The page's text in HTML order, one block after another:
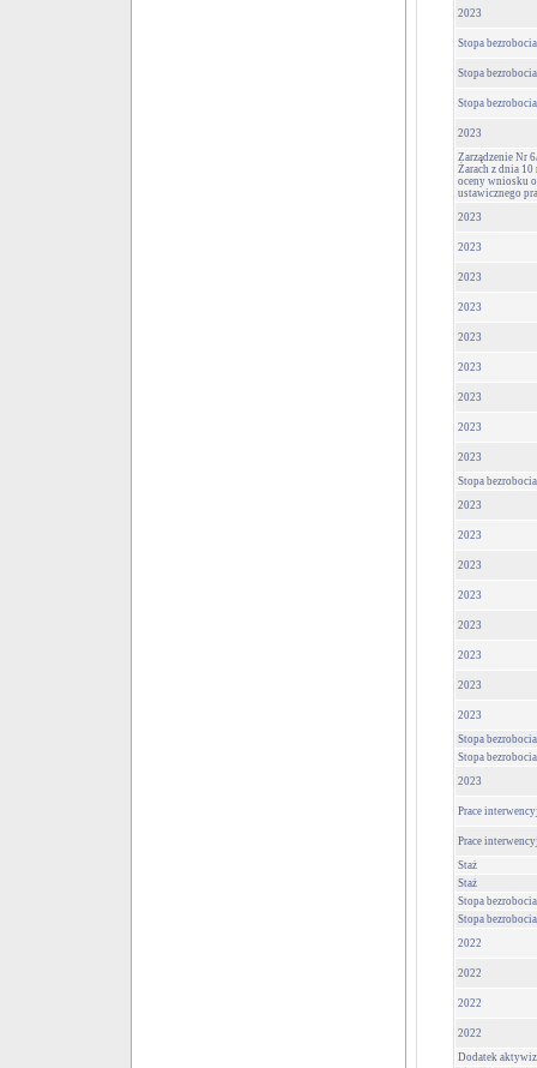
2023
Stopa bezrobocia
Stopa bezrobocia
Stopa bezrobocia
2023
Zarządzenie Nr
Żarach z dnia
oceny wniosku
ustawicznego
2023
2023
2023
2023
2023
2023
2023
2023
2023
Stopa bezrobocia
2023
2023
2023
2023
2023
2023
2023
2023
Stopa bezrobocia
Stopa bezrobocia
2023
Prace
Prace
Staż
Staż
Stopa bezrobocia
Stopa bezrobocia
2022
2022
2022
2022
Dodatek